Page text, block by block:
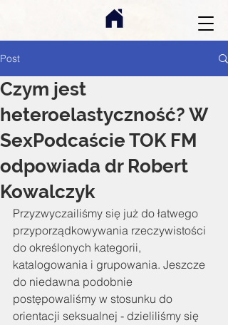
Post
Czym jest
heteroelastyczność? W
SexPodcaście TOK FM
odpowiada dr Robert
Kowalczyk
Przyzwyczailiśmy się już do łatwego
przyporządkowywania rzeczywistości
do określonych kategorii,
katalogowania i grupowania. Jeszcze
do niedawna podobnie
postępowaliśmy w stosunku do
orientacji seksualnej - dzieliliśmy się